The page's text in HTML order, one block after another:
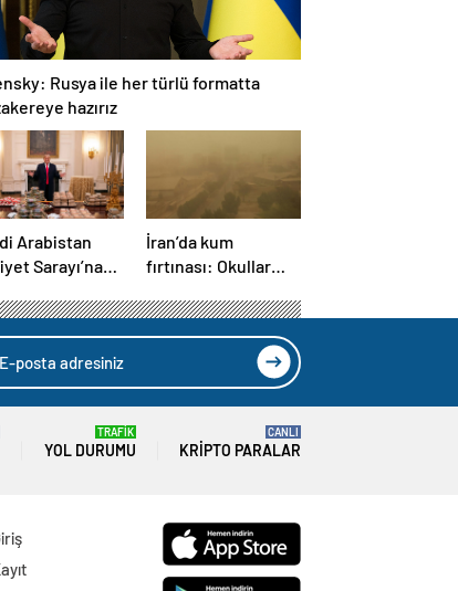
Rusya ile her türlü formatta
hazırız
Arabistan
Sarayı’na
şubesi
İran’da kum
fırtınası: Okullar
YOL DURUMU
TRAFİK
KRIPTO PARALAR
CANLI